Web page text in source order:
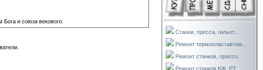
и союза векового.
Станки, пресса, гильот...
Ремонт термопластавтом...
Ремонт станков, прессо...
Ремонт станков КЖ, РТ ...